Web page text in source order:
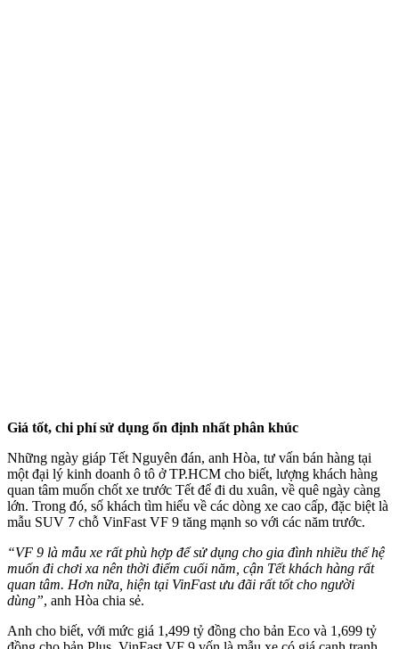
Giá tốt, chi phí sử dụng ổn định nhất phân khúc
Những ngày giáp Tết Nguyên đán, anh Hòa, tư vấn bán hàng tại
một đại lý kinh doanh ô tô ở TP.HCM cho biết, lượng khách hàng
quan tâm muốn chốt xe trước Tết để đi du xuân, về quê ngày càng
lớn. Trong đó, số khách tìm hiểu về các dòng xe cao cấp, đặc biệt là
mẫu SUV 7 chỗ VinFast VF 9 tăng mạnh so với các năm trước.
“VF 9 là mẫu xe rất phù hợp để sử dụng cho gia đình nhiều thế hệ
muốn đi chơi xa nên thời điểm cuối năm, cận Tết khách hàng rất
quan tâm. Hơn nữa, hiện tại VinFast ưu đãi rất tốt cho người
dùng”, anh Hòa chia sẻ.
Anh cho biết, với mức giá 1,499 tỷ đồng cho bản Eco và 1,699 tỷ